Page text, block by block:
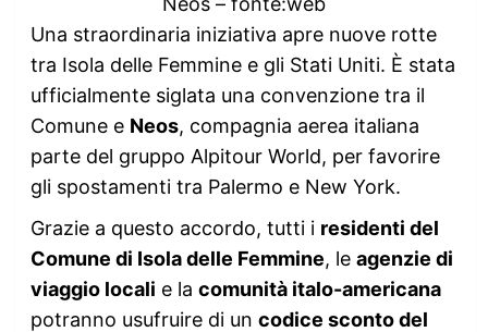
Una straordinaria iniziativa apre nuove rotte
tra Isola delle Femmine e gli Stati Uniti. È stata
ufficialmente siglata una convenzione tra il
Comune e Neos, compagnia aerea italiana
parte del gruppo Alpitour World, per favorire
gli spostamenti tra Palermo e New York.
Grazie a questo accordo, tutti i residenti del
Comune di Isola delle Femmine, le agenzie di
viaggio locali e la comunità italo-americana
potranno usufruire di un codice sconto del